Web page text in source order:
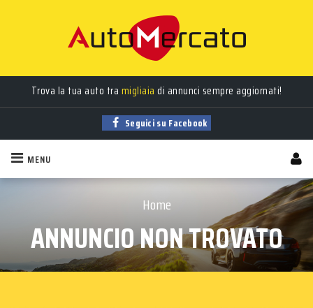
Trova la tua auto tra migliaia di annunci sempre aggiornati!
Seguici su Facebook
MENU
Home
ANNUNCIO NON TROVATO